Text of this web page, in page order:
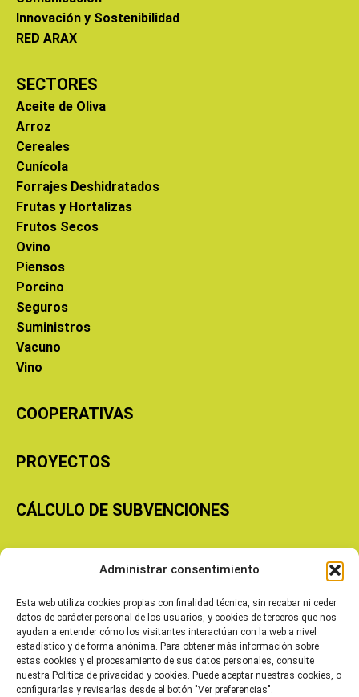
Administrar consentimiento
Esta web utiliza cookies propias con finalidad técnica, sin recabar ni ceder
datos de carácter personal de los usuarios, y cookies de terceros que nos
ayudan a entender cómo los visitantes interactúan con la web a nivel
estadístico y de forma anónima. Para obtener más información sobre
estas cookies y el procesamiento de sus datos personales, consulte
nuestra Política de privacidad y cookies. Puede aceptar nuestras cookies, o
configurarlas y revisarlas desde el botón "Ver preferencias".
Innovación y Sostenibilidad
RED ARAX
SECTORES
Aceite de Oliva
Arroz
Cereales
Cunícola
Forrajes Deshidratados
Frutas y Hortalizas
Frutos Secos
Ovino
Piensos
Porcino
Seguros
Suministros
Vacuno
Vino
COOPERATIVAS
PROYECTOS
CÁLCULO DE SUBVENCIONES